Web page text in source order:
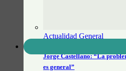
Actualidad General
Jorge Castellano: “La
es general”